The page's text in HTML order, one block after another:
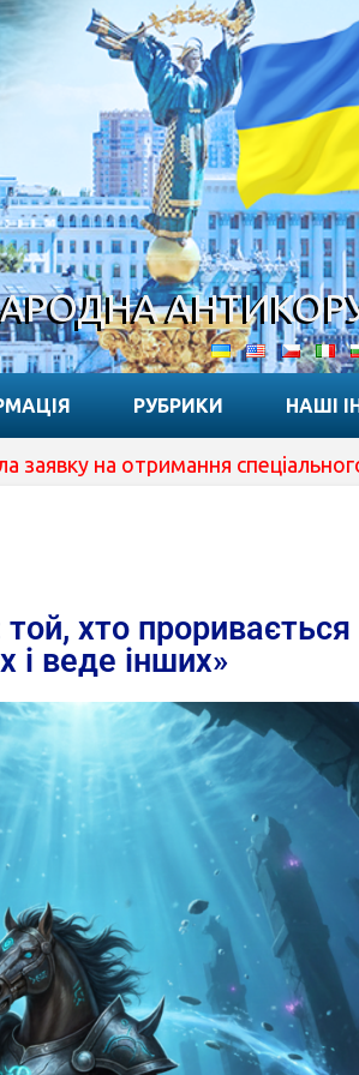
РУБРИКИ НАШІ
на отримання спеціального
хто проривається
і веде інших»